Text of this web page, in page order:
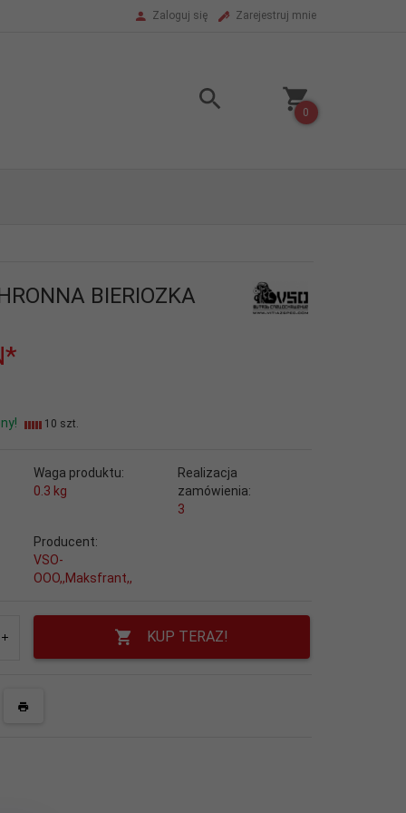
Zaloguj się Zarejestruj mnie
0
BIERIOZKA
10 szt.
Waga produktu:
0.3 kg
Realizacja
zamówienia:
3
Producent:
VSO-
OOO,,Maksfrant,,
KUP TERAZ!